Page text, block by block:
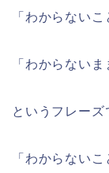
「わからない
「わからない
というフレーズ
「わからない